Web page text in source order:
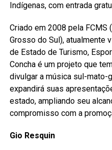
Indígenas, com entrada
Criado em 2008 pela FCMS
Grosso do Sul), atualmente
de Estado de Turismo,
Concha é um projeto que
divulgar a música sul-mato-
expandirá suas
estado, ampliando seu
compromisso com a
Gio Resquin